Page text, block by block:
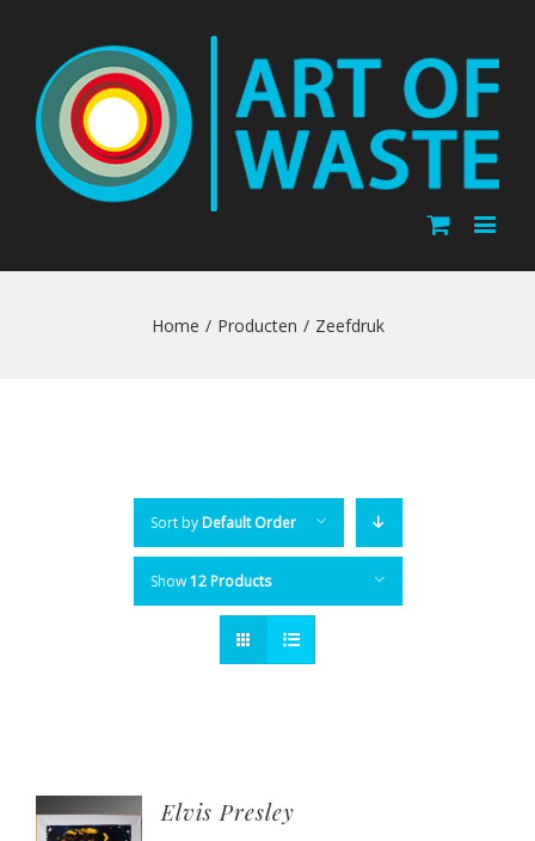
Home / Producten / Zeefdruk
Sort byDefault Order
Show12 Products
Elvis Presley